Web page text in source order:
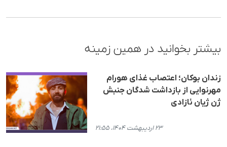
بیشتر بخوانید در همین زمینه
زندان بوكان؛ اعتصاب غذای هورام
مهرنوایی از بازداشت شدگان جنبش
ژن ژیان ئازادی
۲۳ اردیبهشت ۱۴۰۴، ۲۱:۵۵